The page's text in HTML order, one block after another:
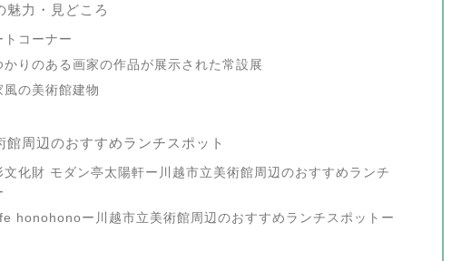
魅力・見どころ
トコーナー
かりのある画家の作品が展示された常設展
風の美術館建物
館周辺のおすすめランチスポット
文化財 モダン亭太陽軒ー川越市立美術館周辺のおすすめランチ
honohonoー川越市立美術館周辺のおすすめランチスポットー